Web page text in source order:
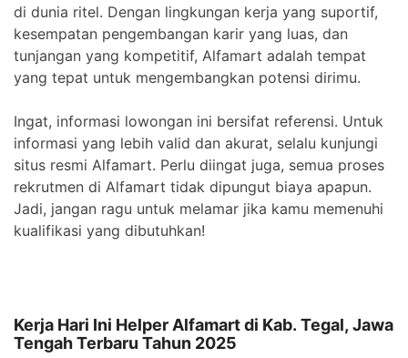
di dunia ritel. Dengan lingkungan kerja yang suportif,
kesempatan pengembangan karir yang luas, dan
tunjangan yang kompetitif, Alfamart adalah tempat
yang tepat untuk mengembangkan potensi dirimu.
Ingat, informasi lowongan ini bersifat referensi. Untuk
informasi yang lebih valid dan akurat, selalu kunjungi
situs resmi Alfamart. Perlu diingat juga, semua proses
rekrutmen di Alfamart tidak dipungut biaya apapun.
Jadi, jangan ragu untuk melamar jika kamu memenuhi
kualifikasi yang dibutuhkan!
Kerja Hari Ini Helper Alfamart di Kab. Tegal, Jawa
Tengah Terbaru Tahun 2025